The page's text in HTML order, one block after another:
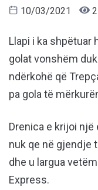
10/03/2021
Llapi i ka shpëtuar
golat vonshëm
ndërkohë që
pa gola të
Drenica e krijoi një
nuk qe në gjendje
dhe u largua
Express.